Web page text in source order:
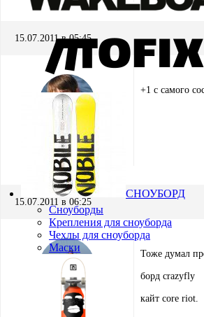
СНОУБОРД
Сноуборды
Крепления для сноуборда
Чехлы для сноуборда
Маски
15.07.2011 в 05:45
Игорь Кремнёв
Хранитель
+1 с самого
15.07.2011 в 06:25
Mishgan
Тоже думал
борд crazyfly
кайт core riot.